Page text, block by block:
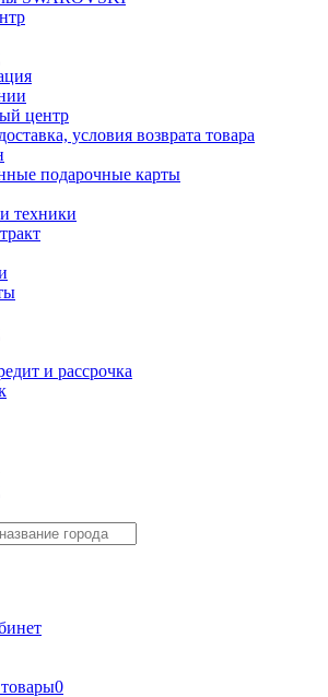
центр
условия возврата товара
подарочные карты
техники
и рассрочка
0